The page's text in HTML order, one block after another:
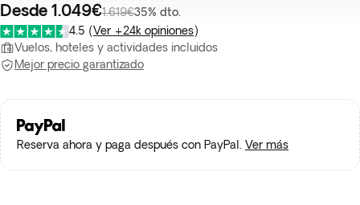
Desde 1.049€1.619€35% dto.
4.5 (Ver +24k opiniones)
Vuelos, hoteles y actividades incluidos
Mejor precio garantizado
Reserva ahora y paga después con PayPal. Ver más